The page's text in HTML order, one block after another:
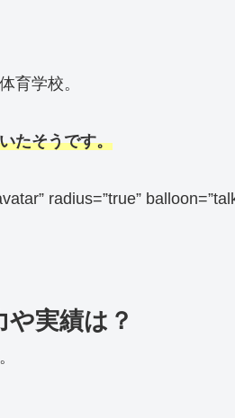
育学校。
たそうです。
radius=”true”
実績は？